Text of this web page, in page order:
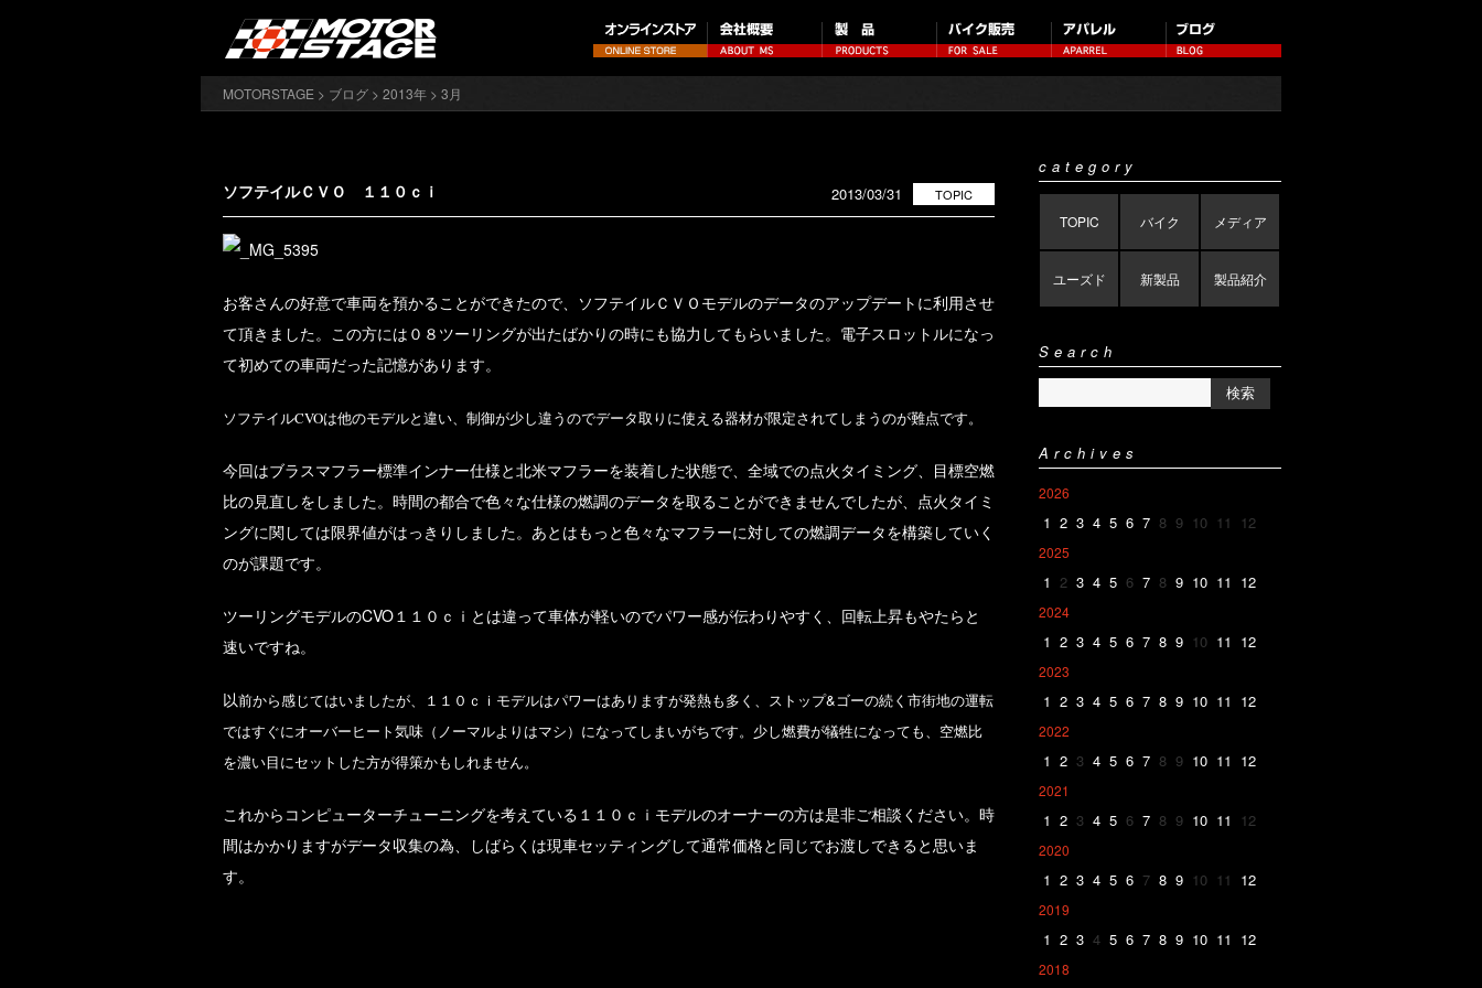
MOTORSTAGE > ブログ > 2013年 > 3月
ソフテイルＣＶＯ １１０ｃｉ TOPIC
2013/03/31
お客さんの好意で車両を預かることができたので、ソフテイルＣＶＯモデルのデータのアップデートに利用させ
て頂きました。この方には０８ツーリングが出たばかりの時にも協力してもらいました。電子スロットルになっ
て初めての車両だった記憶があります。
ソフテイルCVOは他のモデルと違い、制御が少し違うのでデータ取りに使える器材が限定されてしまうのが難点です。
今回はブラスマフラー標準インナー仕様と北米マフラーを装着した状態で、全域での点火タイミング、目標空燃
比の見直しをしました。時間の都合で色々な仕様の燃調のデータを取ることができませんでしたが、点火タイミ
ングに関しては限界値がはっきりしました。あとはもっと色々なマフラーに対しての燃調データを構築していく
のが課題です。
ツーリングモデルのCVO１１０ｃｉとは違って車体が軽いのでパワー感が伝わりやすく、回転上昇もやたらと
速いですね。
以前から感じてはいましたが、１１０ｃｉモデルはパワーはありますが発熱も多く、ストップ&ゴーの続く市街地の運転
ではすぐにオーバーヒート気味（ノーマルよりはマシ）になってしまいがちです。少し燃費が犠牲になっても、空燃比
を濃い目にセットした方が得策かもしれません。
これからコンピューターチューニングを考えている１１０ｃｉモデルのオーナーの方は是非ご相談ください。時
間はかかりますがデータ収集の為、しばらくは現車セッティングして通常価格と同じでお渡しできると思いま
す。
category
TOPIC バイク メディア
ユーズド 新製品 製品紹介
Search
Archives
2026
1 2 3 4 5 6 7 8 9 10 11 12
2025
1 2 3 4 5 6 7 8 9 10 11 12
2024
1 2 3 4 5 6 7 8 9 10 11 12
2023
1 2 3 4 5 6 7 8 9 10 11 12
2022
1 2 3 4 5 6 7 8 9 10 11 12
2021
1 2 3 4 5 6 7 8 9 10 11 12
2020
1 2 3 4 5 6 7 8 9 10 11 12
2019
1 2 3 4 5 6 7 8 9 10 11 12
2018